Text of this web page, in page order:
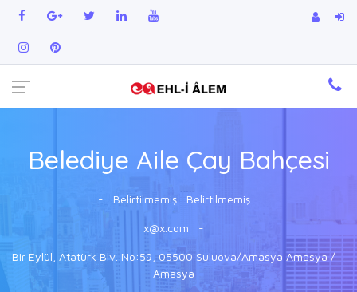
Belediye Aile Çay Bahçesi
- Belirtilmemiş Belirtilmemiş
x@x.com -
Bir Eylül, Atatürk Blv. No:59, 05500 Suluova/Amasya Amasya /
Amasya